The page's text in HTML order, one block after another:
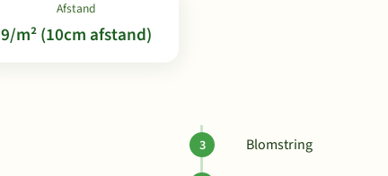
Afstand
9/m² (10cm afstand)
Blomstring